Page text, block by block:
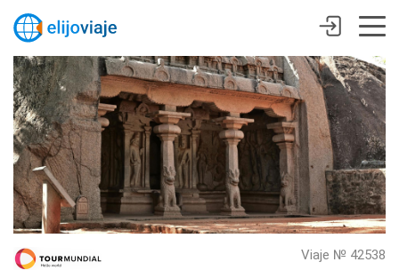
Viaje № 42538